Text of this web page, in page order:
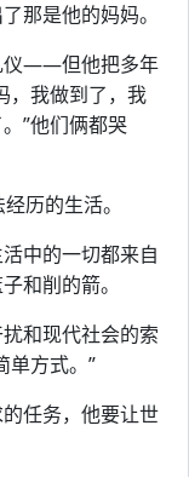
那是他的妈妈。
仪——但他把多年
，我做到了，我
”他们俩都哭
历的生活。
中的一切都来自
和削的箭。
和现代社会的索
单方式。”
任务，他要让世